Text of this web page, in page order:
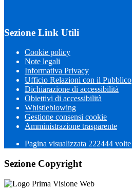
Sezione Link Utili
Cookie policy
Note legali
Informativa Privacy
Ufficio Relazioni con il Pubblico
Dichiarazione di accessibilità
Obiettivi di accessibilità
Whistleblowing
Gestione consensi cookie
Amministrazione trasparente
Pagina visualizzata 222444 volte
Sezione Copyright